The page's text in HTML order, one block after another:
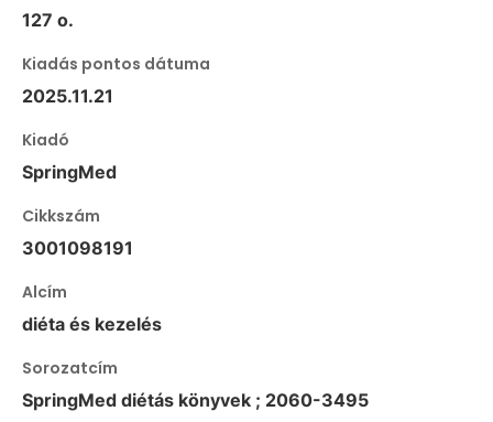
127 o.
Kiadás pontos dátuma
2025.11.21
Kiadó
SpringMed
Cikkszám
3001098191
Alcím
diéta és kezelés
Sorozatcím
SpringMed diétás könyvek ; 2060-3495